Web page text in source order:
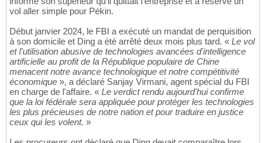
vol aller simple pour Pékin.
Début janvier 2024, le FBI a exécuté un mandat de perquisition
à son domicile et Ding a été arrêté deux mois plus tard. « Le vol
et l'utilisation abusive de technologies avancées d'intelligence
artificielle au profit de la République populaire de Chine
menacent notre avance technologique et notre compétitivité
économique », a déclaré Sanjay Virmani, agent spécial du FBI
en charge de l'affaire. « Le verdict rendu aujourd'hui confirme
que la loi fédérale sera appliquée pour protéger les technologies
les plus précieuses de notre nation et pour traduire en justice
ceux qui les volent. »